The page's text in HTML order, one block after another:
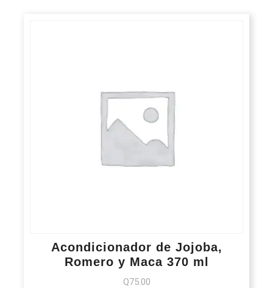
Acondicionador de Jojoba,
Romero y Maca 370 ml
Q75.00